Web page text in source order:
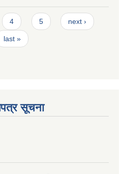
4 5 next ›
last »
सूचना